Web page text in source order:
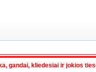
gandai, kliedesiai ir jokios